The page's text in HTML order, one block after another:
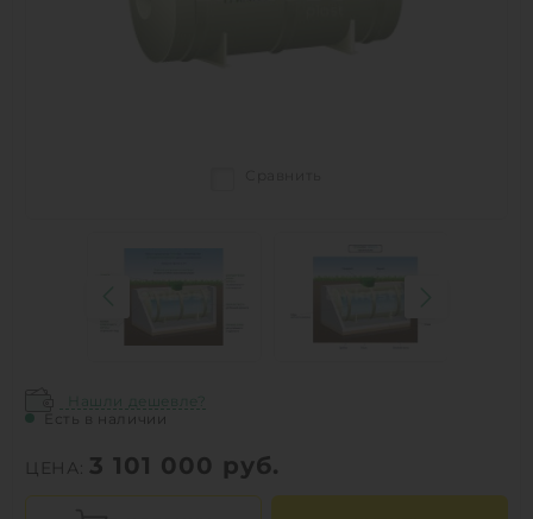
Нашли дешевле?
Есть в наличии
ЦЕНА: 3 101 000 руб.